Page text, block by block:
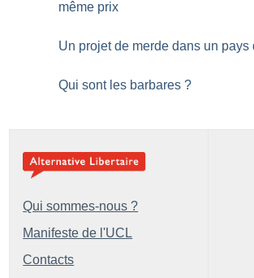
même prix
Un projet de merde dans un pays
Qui sont les barbares ?
Qui sommes-nous ?
Manifeste de l'UCL
Contacts